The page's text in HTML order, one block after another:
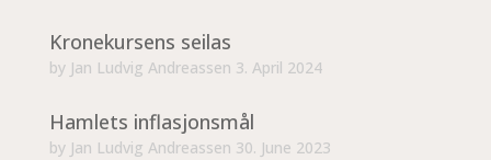
Kronekursens seilas
by Jan Ludvig Andreassen 3. April 2024
Hamlets inflasjonsmål
by Jan Ludvig Andreassen 30. June 2023